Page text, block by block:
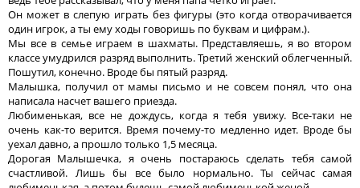
Он может в слепую играть без фигуры (это когда отворачивается
один игрок, а ты ему ходы говоришь по буквам и цифрам.).
Мы все в семье играем в шахматы. Представляешь, я во втором
классе умудрился разряд выполнить. Третий женский облегченный.
Пошутил, конечно. Вроде бы пятый разряд.
Малышка, получил от мамы письмо и не совсем понял, что она
написала насчет вашего приезда.
Любименькая, все не дождусь, когда я тебя увижу. Все-таки не
очень как-то верится. Время почему-то медленно идет. Вроде бы
уехал давно, а прошло только 1,5 месяца.
Дорогая Малышечка, я очень постараюсь сделать тебя самой
счастливой. Лишь бы все было нормально. Ты сейчас самая